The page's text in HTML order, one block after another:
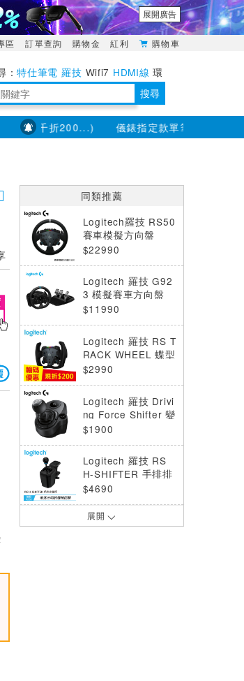
展開廣告
區 訂單查詢 購物金 紅利 購物車
特仕筆電 羅技 Wifi7 HDMI線 環
明緯POWER 搜尋
2千折200...) 儀錶指定款單筆滿8000折200
同類推薦
Logitech羅技 RS50
賽車模擬方向盤
$22990
Logitech 羅技 G92
3 模擬賽車方向盤
$11990
Logitech 羅技 RS T
RACK WHEEL 蝶型
方向盤
$2990
Logitech 羅技 Drivi
ng Force Shifter 變
速器
$1900
Logitech 羅技 RS
H-SHIFTER 手排排
檔桿
$4690
Logitech 羅技 RS
展開